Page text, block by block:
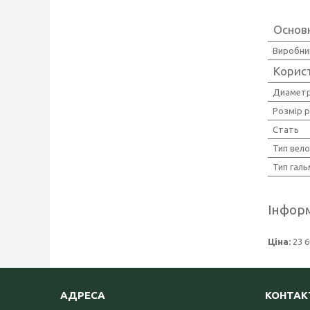
Розмір
Стать
Тип
Тип
Ціна: 23